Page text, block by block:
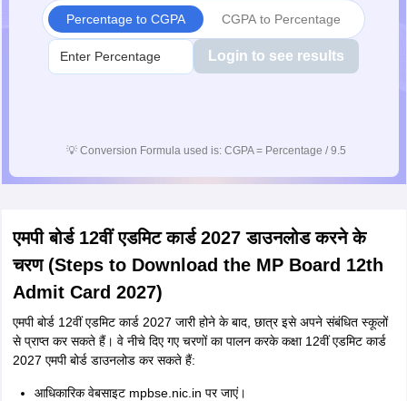
Percentage to CGPA CGPA to Percentage
Login to see results
💡 Conversion Formula used is: CGPA = Percentage / 9.5
एमपी बोर्ड 12वीं एडमिट कार्ड 2027 डाउनलोड करने के
चरण (Steps to Download the MP Board 12th
Admit Card 2027)
एमपी बोर्ड 12वीं एडमिट कार्ड 2027 जारी होने के बाद, छात्र इसे अपने संबंधित स्कूलों
से प्राप्त कर सकते हैं। वे नीचे दिए गए चरणों का पालन करके कक्षा 12वीं एडमिट कार्ड
2027 एमपी बोर्ड डाउनलोड कर सकते हैं:
आधिकारिक वेबसाइट mpbse.nic.in पर जाएं।